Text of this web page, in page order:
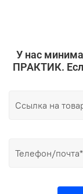
У нас
ПРАКТИК.